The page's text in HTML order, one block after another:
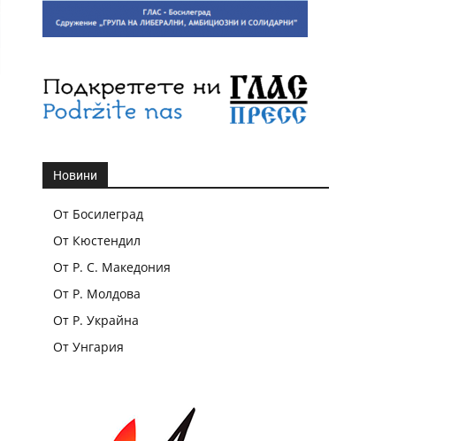
Новини
От Босилеград
От Кюстендил
От Р. С. Македония
От Р. Молдова
От Р. Украйна
От Унгария